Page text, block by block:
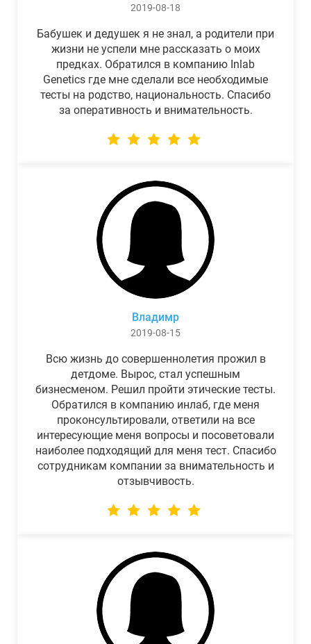
2019-08-18
Бабушек и дедушек я не знал, а родители при
жизни не успели мне рассказать о моих
предках. Обратился в компанию Inlab
Genetics где мне сделали все необходимые
тесты на родство, национальность. Спасибо
за оперативность и внимательность.
Владимр
2019-08-15
Всю жизнь до совершеннолетия прожил в
детдоме. Вырос, стал успешным
бизнесменом. Решил пройти этические тесты.
Обратился в компанию инлаб, где меня
проконсультировали, ответили на все
интересующие меня вопросы и посоветовали
наиболее подходящий для меня тест. Спасибо
сотрудникам компании за внимательность и
отзывчивость.